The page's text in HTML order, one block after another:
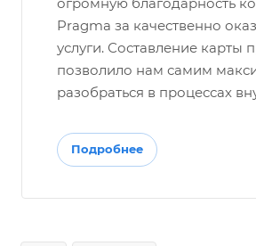
огромную благодарность
Pragma за качественно
услуги. Составление карты
позволило нам самим
разобраться в процессах
Подробнее